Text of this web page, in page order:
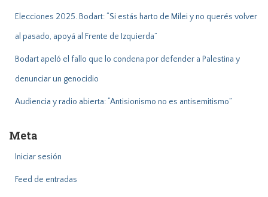
Elecciones 2025. Bodart: “Si estás harto de Milei y no querés volver
al pasado, apoyá al Frente de Izquierda”
Bodart apeló el fallo que lo condena por defender a Palestina y
denunciar un genocidio
Audiencia y radio abierta: “Antisionismo no es antisemitismo”
Meta
Iniciar sesión
Feed de entradas